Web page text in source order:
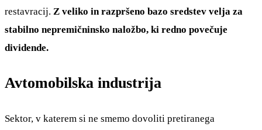
restavracij. Z veliko in razpršeno bazo sredstev velja za
stabilno nepremičninsko naložbo, ki redno povečuje
dividende.
Avtomobilska industrija
Sektor, v katerem si ne smemo dovoliti pretiranega